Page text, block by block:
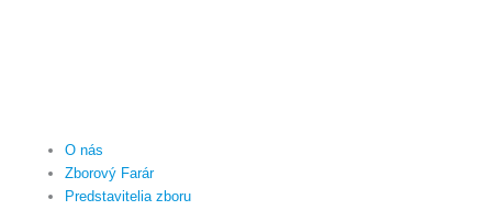
O nás
Zborový Farár
Predstavitelia zboru